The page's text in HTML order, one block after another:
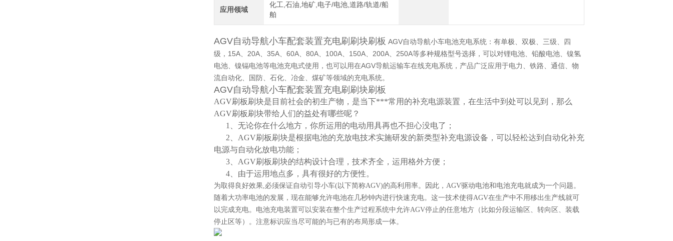
应用领域
化工,石油,地矿,电子/电池,道路/轨道/船
舶
AGV自动导航小车配套装置充电刷刷块刷板 AGV自动导航小车电池充电系统：有单极、双极、三级、四
级，15A、20A、35A、60A、80A、100A、150A、200A、250A等多种规格型号选择，可以对锂电池、铅酸电池、镍氢
电池、镍镉电池等电池充电式使用，也可以用在AGV导航运输车在线充电系统，产品广泛应用于电力、铁路、通信、物
流自动化、国防、石化、冶金、煤矿等领域的充电系统。
AGV自动导航小车配套装置充电刷刷块刷板
AGV刷板刷块是目前社会的初生产物，是当下***常用的补充电源装置，在生活中到处可以见到，那么
AGV刷板刷块带给人们的益处有哪些呢？
1、无论你在什么地方，你所运用的电动用具再也不担心没电了；
2、AGV刷板刷块是根据电池的充放电技术实施研发的新类型补充电源设备，可以轻松达到自动化补充
电源与自动化放电功能；
3、AGV刷板刷块的结构设计合理，技术齐全，运用格外方便；
4、由于运用地点多，具有很好的方便性。
为取得良好效果,必须保证自动引导小车(以下简称AGV)的高利用率。因此，AGV驱动电池和电池充电就成为一个问题。
随着大功率电池的发展，现在能够允许电池在几秒钟内进行快速充电。这一技术使得AGV在生产中不用移出生产线就可
以完成充电。电池充电装置可以安装在整个生产过程系统中允许AGV停止的任意地方（比如分段运输区、转向区、装载
停止区等）。注意标识应当尽可能的与已有的布局形成一体。